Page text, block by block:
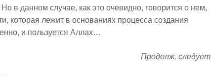
в данном случае, как это очевидно, говорится о нем,
которая лежит в основаниях процесса создания
и пользуется Аллах…
Продолж. следует